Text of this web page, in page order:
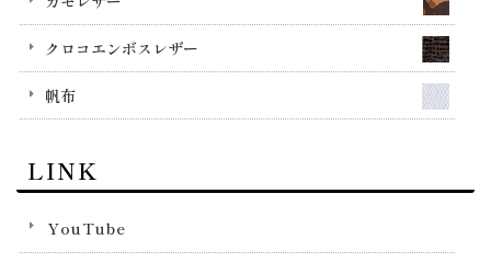
クロコエンボスレザー
帆布
LINK
YouTube